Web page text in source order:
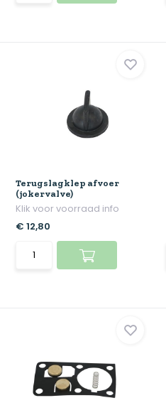
Terugslagklep afvoer
(jokervalve)
Klik voor voorraad info
€ 12,80